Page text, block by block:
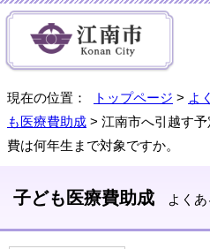
現在の位置： トップページ > よ
も医療費助成 > 江南市へ引越す
費は何年生まで対象ですか。
子ども医療費助成 よくあ